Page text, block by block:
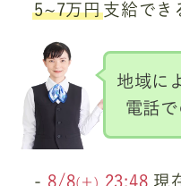
5~7万円支給でき
地域に
電話
- 8/8(土) 23:48 現